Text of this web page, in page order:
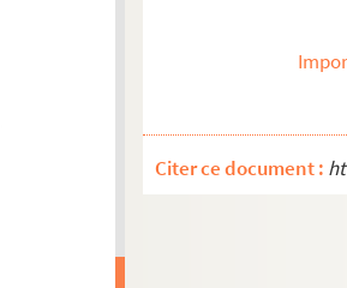
Citer ce document :